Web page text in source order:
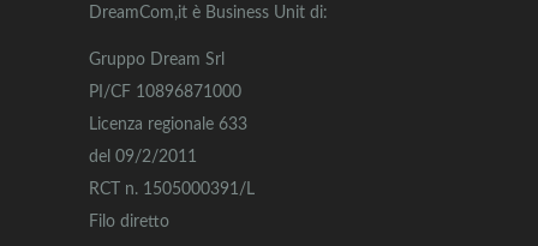
DreamCom,it è Business Unit di:
Gruppo Dream Srl
PI/CF 10896871000
Licenza regionale 633
del 09/2/2011
RCT n. 1505000391/L
Filo diretto